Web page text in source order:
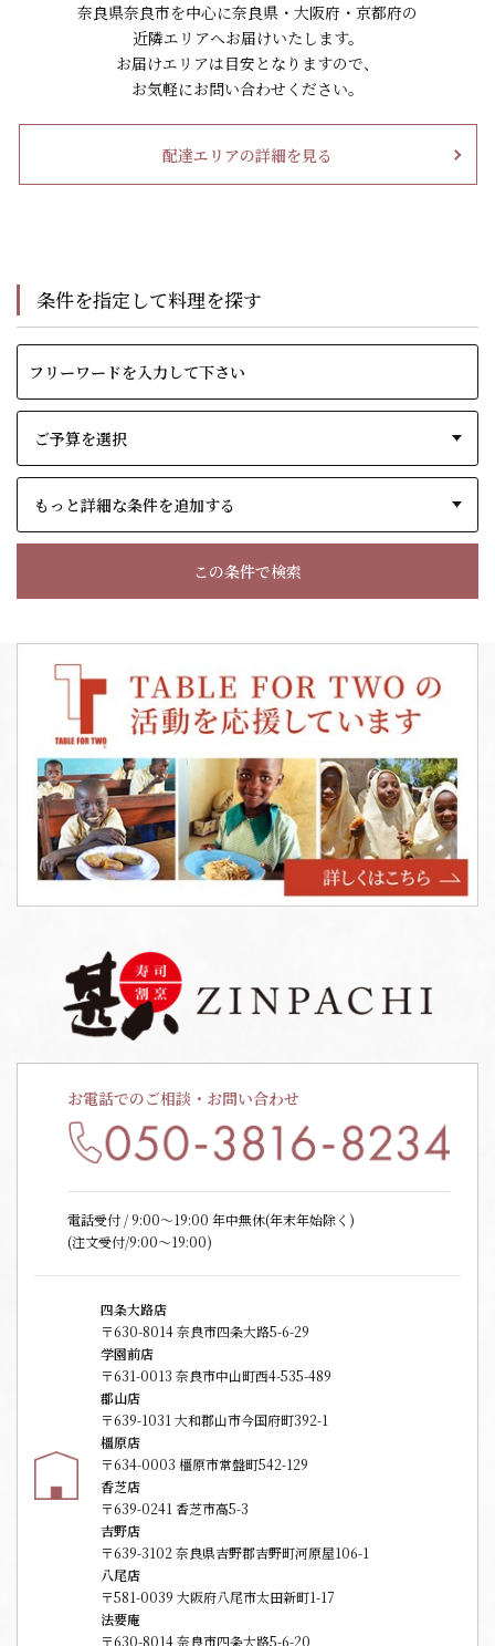
奈良県奈良市を中心に奈良県・大阪府・京都府の
近隣エリアへお届けいたします。
お届けエリアは目安となりますので、
お気軽にお問い合わせください。
配達エリアの詳細を見る
条件を指定して料理を探す
もっと詳細な条件を追加する
この条件で検索
お電話でのご相談・お問い合わせ
電話受付 / 9:00〜19:00 年中無休(年末年始除く)
(注文受付/9:00～19:00)
四条大路店
〒630-8014 奈良市四条大路5-6-29
学園前店
〒631-0013 奈良市中山町西4-535-489
郡山店
〒639-1031 大和郡山市今国府町392-1
橿原店
〒634-0003 橿原市常盤町542-129
香芝店
〒639-0241 香芝市高5-3
吉野店
〒639-3102 奈良県吉野郡吉野町河原屋106-1
八尾店
〒581-0039 大阪府八尾市太田新町1-17
法要庵
〒630-8014 奈良市四条大路5-6-20